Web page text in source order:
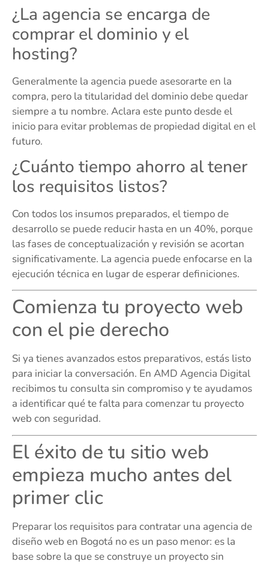
¿La agencia se encarga de
comprar el dominio y el
hosting?
Generalmente la agencia puede asesorarte en la
compra, pero la titularidad del dominio debe quedar
siempre a tu nombre. Aclara este punto desde el
inicio para evitar problemas de propiedad digital en el
futuro.
¿Cuánto tiempo ahorro al tener
los requisitos listos?
Con todos los insumos preparados, el tiempo de
desarrollo se puede reducir hasta en un 40%, porque
las fases de conceptualización y revisión se acortan
significativamente. La agencia puede enfocarse en la
ejecución técnica en lugar de esperar definiciones.
Comienza tu proyecto web
con el pie derecho
Si ya tienes avanzados estos preparativos, estás listo
para iniciar la conversación. En AMD Agencia Digital
recibimos tu consulta sin compromiso y te ayudamos
a identificar qué te falta para comenzar tu proyecto
web con seguridad.
El éxito de tu sitio web
empieza mucho antes del
primer clic
Preparar los requisitos para contratar una agencia de
diseño web en Bogotá no es un paso menor: es la
base sobre la que se construye un proyecto sin